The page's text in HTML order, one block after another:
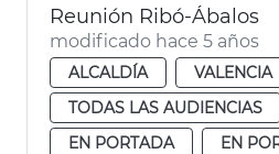
Reunión Ribó-Ábalos
modificado hace 5 años
ALCALDÍA
VALENCIA
TODAS LAS AUDIENCIAS
EN PORTADA
EN